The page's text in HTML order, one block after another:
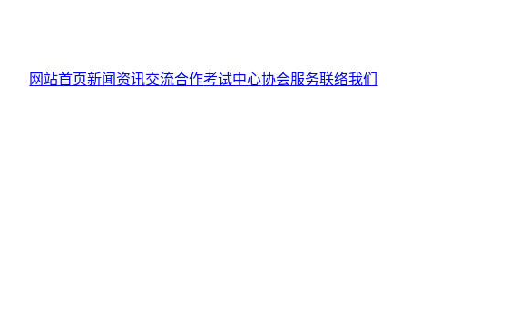
网站首页新闻资讯交流合作考试中心协会服务联络我们